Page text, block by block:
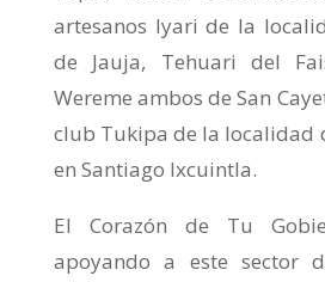
artesanos Iyari de la
de Jauja, Tehuari del
Wereme ambos de San
club Tukipa de la localidad
en Santiago Ixcuintla.
El Corazón de Tu
apoyando a este sector